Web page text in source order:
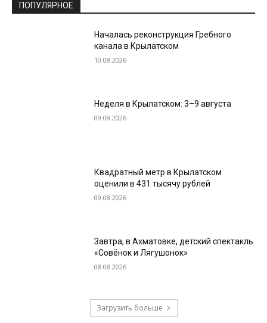
ПОПУЛЯРНОЕ
Началась реконструкция Гребного
канала в Крылатском
10.08.2026
Неделя в Крылатском: 3–9 августа
09.08.2026
Квадратный метр в Крылатском
оценили в 431 тысячу рублей
09.08.2026
Завтра, в Ахматовке, детский спектакль
«Совёнок и Лягушонок»
08.08.2026
Загрузить больше